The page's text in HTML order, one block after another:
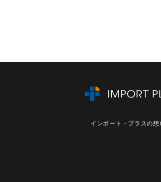
インポート・プラスの想